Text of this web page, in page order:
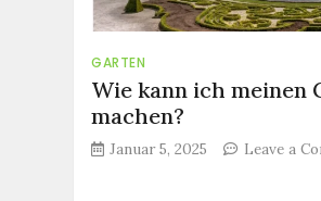
GARTEN
Wie kann ich
machen?
Januar 5, 2025 Leave a